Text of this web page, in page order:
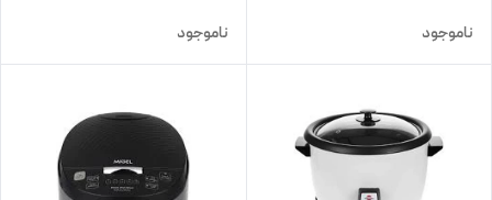
ناموجود ناموجود